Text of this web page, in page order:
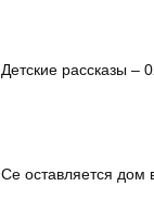
Детские рассказы –
Се оставляется дом